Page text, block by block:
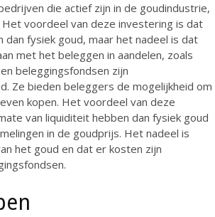
die actief zijn in de goudindustrie,
voordeel van deze investering is dat
fysiek goud, maar het nadeel is dat
met het beleggen in aandelen, zoals
beleggingsfondsen zijn
Ze bieden beleggers de mogelijkheid om
kopen. Het voordeel van deze
van liquiditeit hebben dan fysiek goud
in de goudprijs. Het nadeel is
het goud en dat er kosten zijn